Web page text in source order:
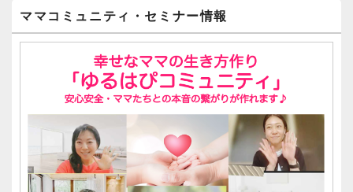
ママコミュニティ・セミナー情報